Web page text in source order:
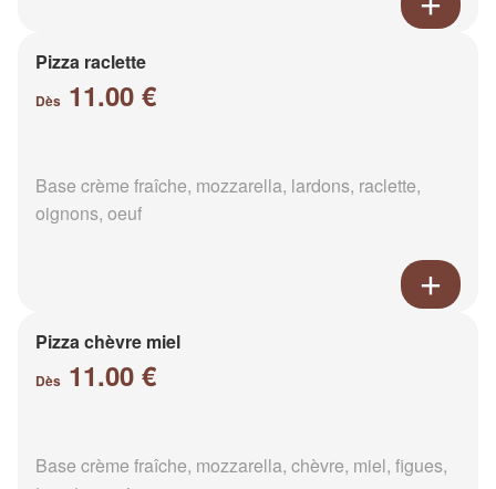
Pizza raclette
Dès 11.00 €
Base crème fraîche, mozzarella, lardons, raclette,
oignons, oeuf
Pizza chèvre miel
Dès 11.00 €
Base crème fraîche, mozzarella, chèvre, miel, figues,